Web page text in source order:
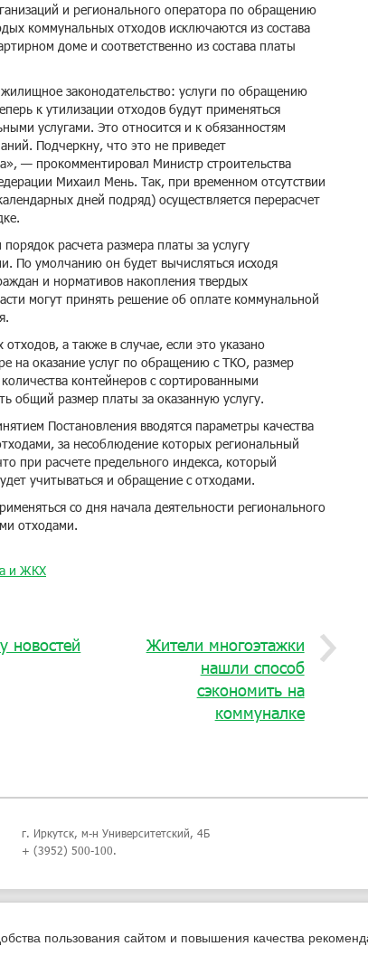
и регионального оператора по обращению
коммунальных отходов исключаются из состава
доме и соответственно из состава платы
законодательство: услуги по обращению
к утилизации отходов будут применяться
услугами. Это относится и к обязанностям
Подчеркну, что это не приведет
— прокомментировал Министр строительства
Михаил Мень. Так, при временном отсутствии
дней подряд) осуществляется перерасчет
расчета размера платы за услугу
По умолчанию он будет вычисляться исходя
и нормативов накопления твердых
могут принять решение об оплате коммунальной
а также в случае, если это указано
на оказание услуг по обращению с ТКО, размер
контейнеров с сортированными
общий размер платы за оказанную услугу.
Постановления вводятся параметры качества
за несоблюдение которых региональный
при расчете предельного индекса, который
учитываться и обращение с отходами.
со дня начала деятельности регионального
отходами.
и ЖКХ
новостей
Жители многоэтажки
нашли способ
сэкономить на
коммуналке
г. Иркутск, м-н Университетский, 4Б
+ (3952) 500-100.
пользования сайтом и повышения качества